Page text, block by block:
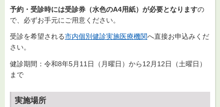
予約・受診時には受診券（水色のA4用紙）が必要となりますの
で、必ずお手元にご用意ください。
受診を希望される市内個別健診実施医療機関へ直接お申込みくだ
さい。
健診期間：令和8年5月11日（月曜日）から12月12日（土曜日）
まで
実施場所